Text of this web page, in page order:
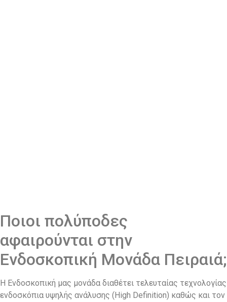
Ποιοι πολύποδες
αφαιρούνται στην
Ενδοσκοπική Μονάδα Πειραιά;
Η Ενδοσκοπική μας μονάδα διαθέτει τελευταίας τεχνολογίας
ενδοσκόπια υψηλής ανάλυσης (High Definition) καθώς και τον